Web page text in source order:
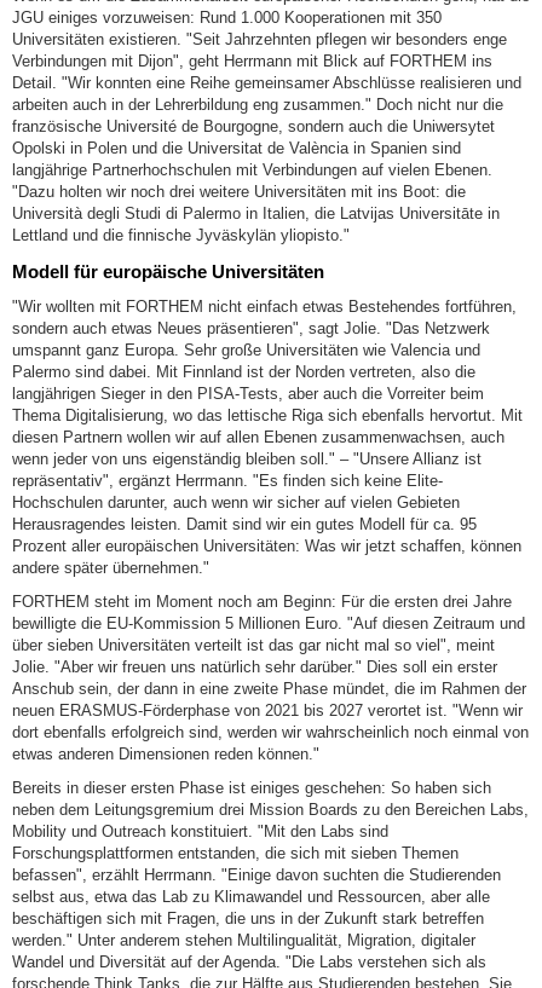
JGU einiges vorzuweisen: Rund 1.000 Kooperationen mit 350
Universitäten existieren. "Seit Jahrzehnten pflegen wir besonders enge
Verbindungen mit Dijon", geht Herrmann mit Blick auf FORTHEM ins
Detail. "Wir konnten eine Reihe gemeinsamer Abschlüsse realisieren und
arbeiten auch in der Lehrerbildung eng zusammen." Doch nicht nur die
französische Université de Bourgogne, sondern auch die Uniwersytet
Opolski in Polen und die Universitat de València in Spanien sind
langjährige Partnerhochschulen mit Verbindungen auf vielen Ebenen.
"Dazu holten wir noch drei weitere Universitäten mit ins Boot: die
Università degli Studi di Palermo in Italien, die Latvijas Universitāte in
Lettland und die finnische Jyväskylän yliopisto."
Modell für europäische Universitäten
"Wir wollten mit FORTHEM nicht einfach etwas Bestehendes fortführen,
sondern auch etwas Neues präsentieren", sagt Jolie. "Das Netzwerk
umspannt ganz Europa. Sehr große Universitäten wie Valencia und
Palermo sind dabei. Mit Finnland ist der Norden vertreten, also die
langjährigen Sieger in den PISA-Tests, aber auch die Vorreiter beim
Thema Digitalisierung, wo das lettische Riga sich ebenfalls hervortut. Mit
diesen Partnern wollen wir auf allen Ebenen zusammenwachsen, auch
wenn jeder von uns eigenständig bleiben soll." – "Unsere Allianz ist
repräsentativ", ergänzt Herrmann. "Es finden sich keine Elite-
Hochschulen darunter, auch wenn wir sicher auf vielen Gebieten
Herausragendes leisten. Damit sind wir ein gutes Modell für ca. 95
Prozent aller europäischen Universitäten: Was wir jetzt schaffen, können
andere später übernehmen."
FORTHEM steht im Moment noch am Beginn: Für die ersten drei Jahre
bewilligte die EU-Kommission 5 Millionen Euro. "Auf diesen Zeitraum und
über sieben Universitäten verteilt ist das gar nicht mal so viel", meint
Jolie. "Aber wir freuen uns natürlich sehr darüber." Dies soll ein erster
Anschub sein, der dann in eine zweite Phase mündet, die im Rahmen der
neuen ERASMUS-Förderphase von 2021 bis 2027 verortet ist. "Wenn wir
dort ebenfalls erfolgreich sind, werden wir wahrscheinlich noch einmal von
etwas anderen Dimensionen reden können."
Bereits in dieser ersten Phase ist einiges geschehen: So haben sich
neben dem Leitungsgremium drei Mission Boards zu den Bereichen Labs,
Mobility und Outreach konstituiert. "Mit den Labs sind
Forschungsplattformen entstanden, die sich mit sieben Themen
befassen", erzählt Herrmann. "Einige davon suchten die Studierenden
selbst aus, etwa das Lab zu Klimawandel und Ressourcen, aber alle
beschäftigen sich mit Fragen, die uns in der Zukunft stark betreffen
werden." Unter anderem stehen Multilingualität, Migration, digitaler
Wandel und Diversität auf der Agenda. "Die Labs verstehen sich als
forschende Think Tanks, die zur Hälfte aus Studierenden bestehen. Sie